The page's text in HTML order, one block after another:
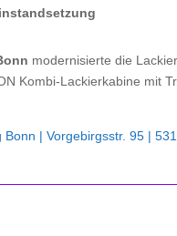
modernisierte die
Kombi-Lackierkabine mit
Bonn | Vorgebirgsstr. 95 |